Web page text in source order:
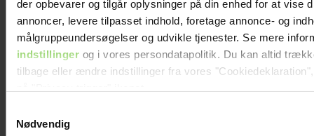
der opbevarer og tilgår oplysninger på din enhed for at vise
annoncer, levere tilpasset indhold, foretage annonce- og
målgruppeundersøgelser og udvikle tjenester. Se mere
indstillingerog i vores persondatapolitik. Du kan altid
tilbage eller ændre indstillinger fra vores
Dine valg anvendes på hele websitet.
Nødvendig
Victoria Nevland